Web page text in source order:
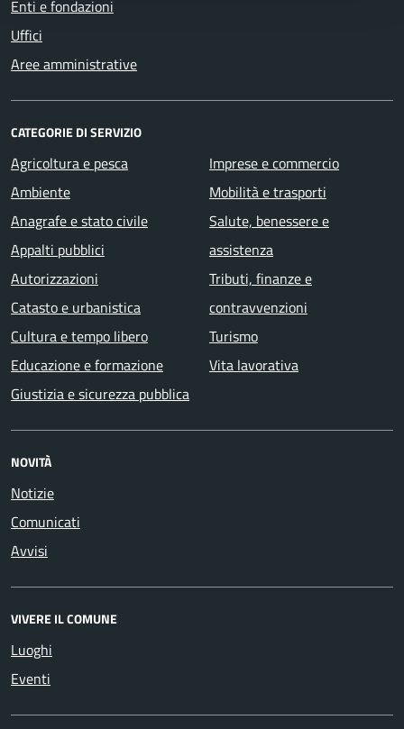
Enti e fondazioni
Uffici
Aree amministrative
CATEGORIE DI SERVIZIO
Agricoltura e pesca
Ambiente
Anagrafe e stato civile
Appalti pubblici
Autorizzazioni
Catasto e urbanistica
Cultura e tempo libero
Educazione e formazione
Giustizia e sicurezza pubblica
Imprese e commercio
Mobilità e trasporti
Salute, benessere e
assistenza
Tributi, finanze e
contravvenzioni
Turismo
Vita lavorativa
NOVITÀ
Notizie
Comunicati
Avvisi
VIVERE IL COMUNE
Luoghi
Eventi